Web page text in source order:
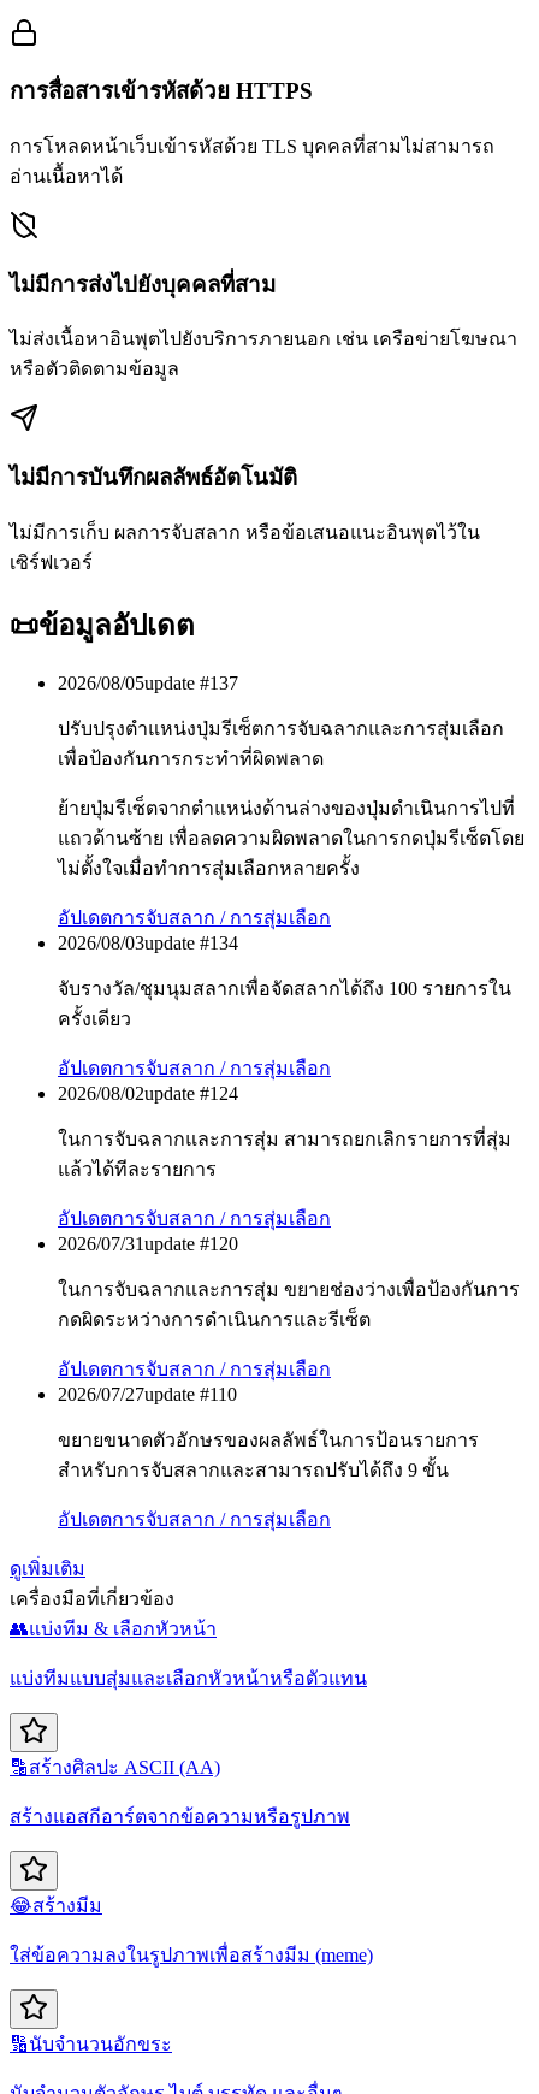
การสื่อสารเข้ารหัสด้วย HTTPS
การโหลดหน้าเว็บเข้ารหัสด้วย TLS บุคคลที่สามไม่สามารถ
อ่านเนื้อหาได้
ไม่มีการส่งไปยังบุคคลที่สาม
ไม่ส่งเนื้อหาอินพุตไปยังบริการภายนอก เช่น เครือข่ายโฆษณา
หรือตัวติดตามข้อมูล
ไม่มีการบันทึกผลลัพธ์อัตโนมัติ
ไม่มีการเก็บ ผลการจับสลาก หรือข้อเสนอแนะอินพุตไว้ใน
เซิร์ฟเวอร์
📜ข้อมูลอัปเดต
2026/08/05update #137
ปรับปรุงตำแหน่งปุ่มรีเซ็ตการจับฉลากและการสุ่มเลือก
เพื่อป้องกันการกระทำที่ผิดพลาด
ย้ายปุ่มรีเซ็ตจากตำแหน่งด้านล่างของปุ่มดำเนินการไปที่
แถวด้านซ้าย เพื่อลดความผิดพลาดในการกดปุ่มรีเซ็ตโดย
ไม่ตั้งใจเมื่อทำการสุ่มเลือกหลายครั้ง
อัปเดตการจับสลาก / การสุ่มเลือก
2026/08/03update #134
จับรางวัล/ชุมนุมสลากเพื่อจัดสลากได้ถึง 100 รายการใน
ครั้งเดียว
อัปเดตการจับสลาก / การสุ่มเลือก
2026/08/02update #124
ในการจับฉลากและการสุ่ม สามารถยกเลิกรายการที่สุ่ม
แล้วได้ทีละรายการ
อัปเดตการจับสลาก / การสุ่มเลือก
2026/07/31update #120
ในการจับฉลากและการสุ่ม ขยายช่องว่างเพื่อป้องกันการ
กดผิดระหว่างการดำเนินการและรีเซ็ต
อัปเดตการจับสลาก / การสุ่มเลือก
2026/07/27update #110
ขยายขนาดตัวอักษรของผลลัพธ์ในการป้อนรายการ
สำหรับการจับสลากและสามารถปรับได้ถึง 9 ขั้น
อัปเดตการจับสลาก / การสุ่มเลือก
ดูเพิ่มเติม
เครื่องมือที่เกี่ยวข้อง
👥แบ่งทีม & เลือกหัวหน้า
แบ่งทีมแบบสุ่มและเลือกหัวหน้าหรือตัวแทน
🔡สร้างศิลปะ ASCII (AA)
สร้างแอสกีอาร์ตจากข้อความหรือรูปภาพ
😂สร้างมีม
ใส่ข้อความลงในรูปภาพเพื่อสร้างมีม (meme)
🔢นับจำนวนอักขระ